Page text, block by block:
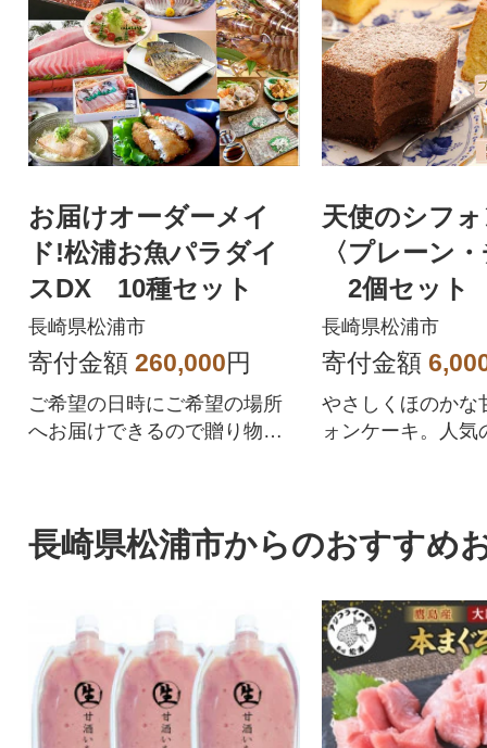
お届けオーダーメイ
ド!松浦お魚パラダイ
スDX 10種セット
長崎県松浦市
寄付金額 260,000円
ご希望の日時にご希望の場所
へお届けできるので贈り物に
天使のシフ
〈プレーン
2個セット
長崎県松浦市
寄付金額
やさしくほのかな
ォンケーキ。人気
長崎県松浦市からのおすすめ